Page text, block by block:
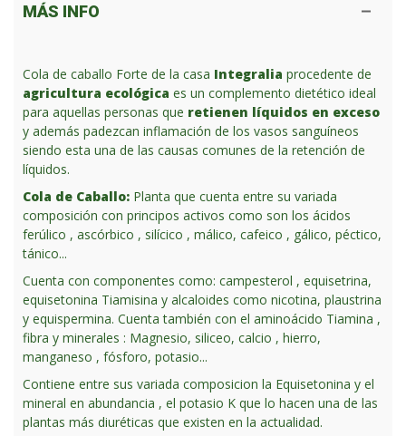
MÁS INFO
Cola de caballo Forte de la casa Integralia procedente de
agricultura ecológica es un complemento dietético ideal
para aquellas personas que retienen líquidos en exceso
y además padezcan inflamación de los vasos sanguíneos
siendo esta una de las causas comunes de la retención de
líquidos.
Cola de Caballo: Planta que cuenta entre su variada
composición con principos activos como son los ácidos
ferúlico , ascórbico , silícico , málico, cafeico , gálico, péctico,
tánico...
Cuenta con componentes como: campesterol , equisetrina,
equisetonina Tiamisina y alcaloides como nicotina, plaustrina
y equispermina. Cuenta también con el aminoácido Tiamina ,
fibra y minerales : Magnesio, siliceo, calcio , hierro,
manganeso , fósforo, potasio...
Contiene entre sus variada composicion la Equisetonina y el
mineral en abundancia , el potasio K que lo hacen una de las
plantas más diuréticas que existen en la actualidad.